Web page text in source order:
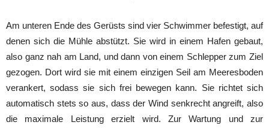
Am unteren Ende des Gerüsts sind vier Schwimmer befestigt, auf
denen sich die Mühle abstützt. Sie wird in einem Hafen gebaut,
also ganz nah am Land, und dann von einem Schlepper zum Ziel
gezogen. Dort wird sie mit einem einzigen Seil am Meeresboden
verankert, sodass sie sich frei bewegen kann. Sie richtet sich
automatisch stets so aus, dass der Wind senkrecht angreift, also
die maximale Leistung erzielt wird. Zur Wartung und zur